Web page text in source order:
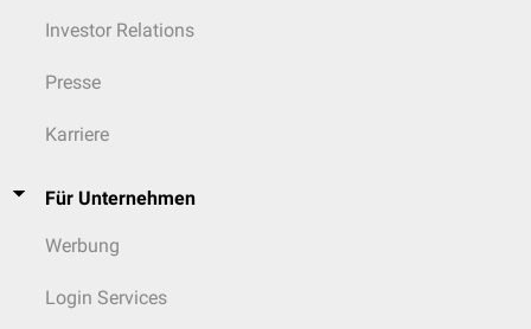
Investor Relations
Presse
Karriere
Für Unternehmen
Werbung
Login Services